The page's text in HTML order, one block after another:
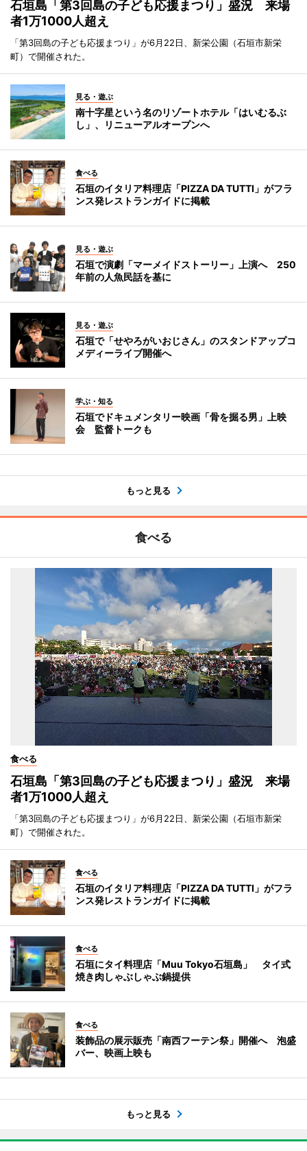
石垣島「第3回島の子ども応援まつり」盛況 来場
者1万1000人超え
「第3回島の子ども応援まつり」が6月22日、新栄公園（石垣市新栄
町）で開催された。
見る・遊ぶ
南十字星という名のリゾートホテル「はいむるぶ
し」、リニューアルオープンへ
食べる
石垣のイタリア料理店「PIZZA DA TUTTI」がフラ
ンス発レストランガイドに掲載
見る・遊ぶ
石垣で演劇「マーメイドストーリー」上演へ 250
年前の人魚民話を基に
見る・遊ぶ
石垣で「せやろがいおじさん」のスタンドアップコ
メディーライブ開催へ
学ぶ・知る
石垣でドキュメンタリー映画「骨を掘る男」上映
会 監督トークも
もっと見る
食べる
食べる
石垣島「第3回島の子ども応援まつり」盛況 来場
者1万1000人超え
「第3回島の子ども応援まつり」が6月22日、新栄公園（石垣市新栄
町）で開催された。
食べる
石垣のイタリア料理店「PIZZA DA TUTTI」がフラ
ンス発レストランガイドに掲載
食べる
石垣にタイ料理店「Muu Tokyo石垣島」 タイ式
焼き肉しゃぶしゃぶ鍋提供
食べる
装飾品の展示販売「南西フーテン祭」開催へ 泡盛
バー、映画上映も
もっと見る